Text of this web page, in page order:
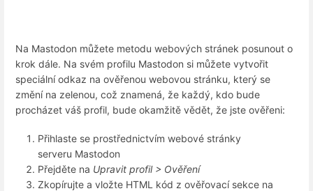
Na Mastodon můžete metodu webových stránek posunout o
krok dále. Na svém profilu Mastodon si můžete vytvořit
speciální odkaz na ověřenou webovou stránku, který se
změní na zelenou, což znamená, že každý, kdo bude
procházet váš profil, bude okamžitě vědět, že jste ověřeni:
Přihlaste se prostřednictvím webové stránky
serveru Mastodon
Přejděte na Upravit profil > Ověření
Zkopírujte a vložte HTML kód z ověřovací sekce na